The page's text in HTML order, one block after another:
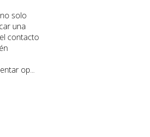
solo
una
contacto
op...